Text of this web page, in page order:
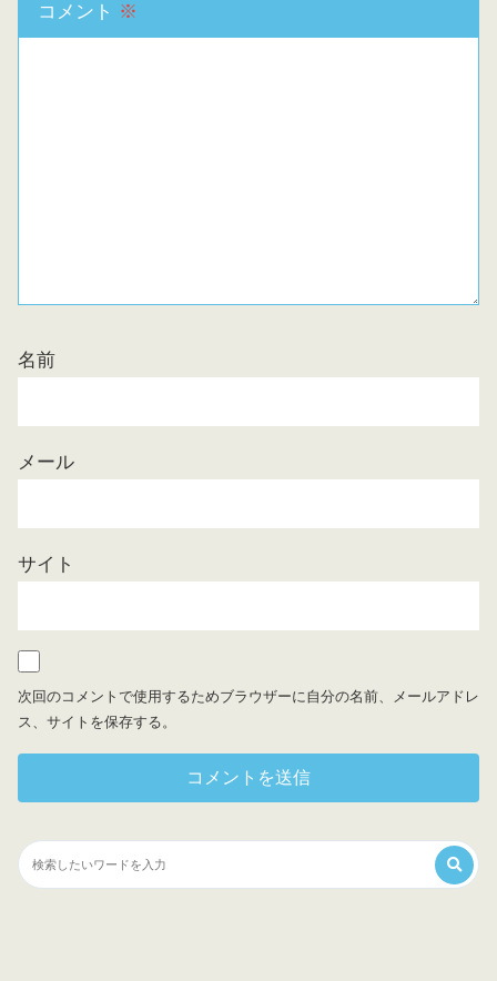
コメント ※
名前
メール
サイト
次回のコメントで使用するためブラウザーに自分の名前、メールアドレ
ス、サイトを保存する。